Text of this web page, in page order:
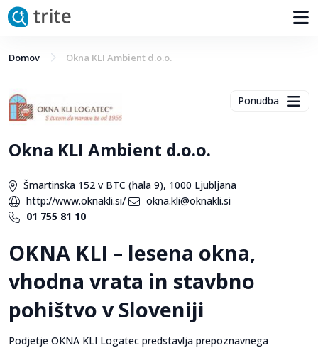
Domov Okna KLI Ambient d.o.o.
Ponudba
Okna KLI Ambient d.o.o.
Šmartinska 152 v BTC (hala 9), 1000 Ljubljana
http://www.oknakli.si/
okna.kli@oknakli.si
01 755 81 10
OKNA KLI – lesena okna,
vhodna vrata in stavbno
pohištvo v Sloveniji
Podjetje OKNA KLI Logatec predstavlja prepoznavnega